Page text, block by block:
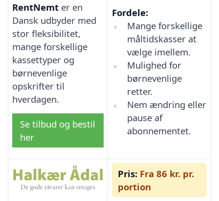
RentNemt er en
Dansk udbyder med
stor fleksibilitet,
mange forskellige
kassettyper og
børnevenlige
opskrifter til
hverdagen.
Se tilbud og bestil
her
Fordele:
Mange forskellige
måltidskasser at
vælge imellem.
Mulighed for
børnevenlige
retter.
Nem ændring eller
pause af
abonnementet.
Pris: Fra 86 kr. pr.
portion